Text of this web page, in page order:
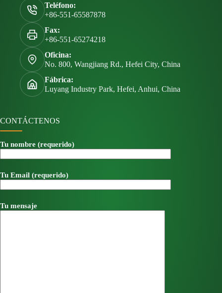
Teléfono:
+86-551-65587878
Fax:
+86-551-65274218
Oficina:
No. 800, Wangjiang Rd., Hefei City, China
Fábrica:
Luyang Industry Park, Hefei, Anhui, China
CONTÁCTENOS
Tu nombre (requerido)
Tu Email (requerido)
Tu mensaje